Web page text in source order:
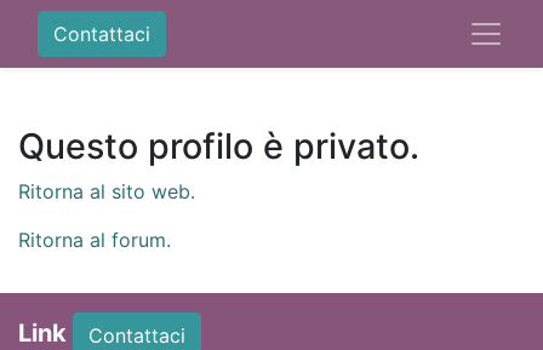
Contattaci
Questo profilo è privato.
Ritorna al sito web.
Ritorna al forum.
Link
Contattaci